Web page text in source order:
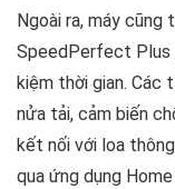
Ngoài ra, máy
SpeedPerfect Plus
kiệm thời gian. Các
nửa tải, cảm biến
kết nối với loa
qua ứng dụng